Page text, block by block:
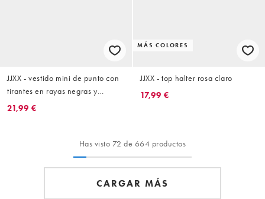
JJXX - vestido mini de punto con
tirantes en rayas negras y
blancas
21,99 €
MÁS COLORES
JJXX - top halter rosa claro
17,99 €
Has visto 72 de 664 productos
CARGAR MÁS